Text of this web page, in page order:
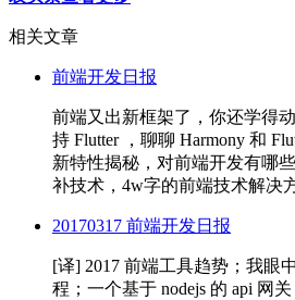
相关文章
前端开发日报
前端又出新框架了，你还学得
持 Flutter ，聊聊 Harmony 和
新特性揭秘，对前端开发有哪
补技术，4w字的前端技术解决
20170317 前端开发日报
[译] 2017 前端工具趋势；我眼
程；一个基于 nodejs 的 api 网